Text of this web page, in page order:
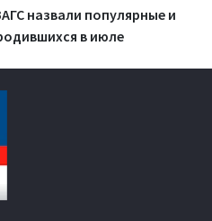
назвали популярные и
в июле